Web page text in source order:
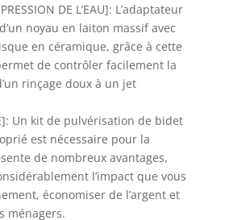
DE L’EAU]: L’adaptateur
noyau en laiton massif avec
en céramique, grâce à cette
de contrôler facilement la
rinçage doux à un jet
Un kit de pulvérisation de bidet
est nécessaire pour la
de nombreux avantages,
l’impact que vous
économiser de l’argent et
ménagers.